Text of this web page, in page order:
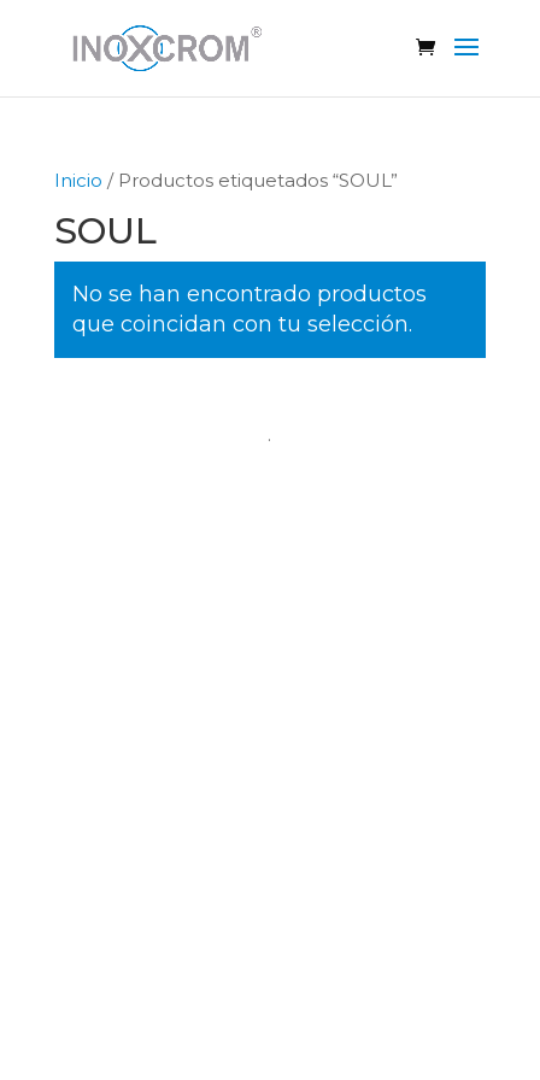
Inicio / Productos etiquetados “SOUL”
SOUL
No se han encontrado productos
que coincidan con tu selección.
.